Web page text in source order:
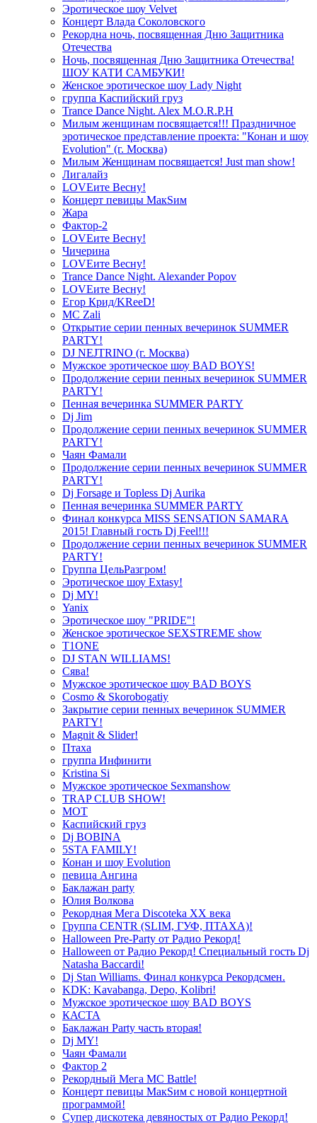
Эротическое шоу Velvet
Концерт Влада Соколовского
Рекордна ночь, посвященная Дню Защитника
Отечества
Ночь, посвященная Дню Защитника Отечества!
ШОУ КАТИ САМБУКИ!
Женское эротическое шоу Lady Night
группа Каспийский груз
Trance Dance Night. Alex M.O.R.P.H
Милым женщинам посвящается!!! Праздничное
эротическое представление проекта: "Конан и шоу
Evolution" (г. Москва)
Милым Женщинам посвящается! Just man show!
Лигалайз
LOVEите Весну!
Концерт певицы МакSим
Жара
Фактор-2
LOVEите Весну!
Чичерина
LOVEите Весну!
Trance Dance Night. Alexander Popov
LOVEите Весну!
Егор Крид/KReeD!
MC Zali
Открытие серии пенных вечеринок SUMMER
PARTY!
DJ NEJTRINO (г. Москва)
Мужское эротическое шоу BAD BOYS!
Продолжение серии пенных вечеринок SUMMER
PARTY!
Пенная вечеринка SUMMER PARTY
Dj Jim
Продолжение серии пенных вечеринок SUMMER
PARTY!
Чаян Фамали
Продолжение серии пенных вечеринок SUMMER
PARTY!
Dj Forsage и Topless Dj Aurika
Пенная вечеринка SUMMER PARTY
Финал конкурса MISS SENSATION SAMARA
2015! Главный гость Dj Feel!!!
Продолжение серии пенных вечеринок SUMMER
PARTY!
Группа ЦельРазгром!
Эротическое шоу Extasy!
Dj MY!
Yanix
Эротическое шоу "PRIDE"!
Женское эротическое SEXSTREME show
T1ONE
DJ STAN WILLIAMS!
Сява!
Мужское эротическое шоу BAD BOYS
Cosmo & Skorobogatiy
Закрытие серии пенных вечеринок SUMMER
PARTY!
Magnit & Slider!
Птаха
группа Инфинити
Kristina Si
Мужское эротическое Sexmanshow
TRAP CLUB SHOW!
МОТ
Каспийский груз
Dj BOBINA
5STA FAMILY!
Конан и шоу Evolution
певица Ангина
Баклажан party
Юлия Волкова
Рекордная Мега Discoteka XX века
Группа CENTR (SLIM, ГУФ, ПТАХА)!
Halloween Pre-Party от Радио Рекорд!
Halloween от Радио Рекорд! Специальный гость Dj
Natasha Baccardi!
Dj Stan Williams. Финал конкурса Рекордсмен.
KDK: Kavabanga, Depo, Kolibri!
Мужское эротическое шоу BAD BOYS
КАСТА
Баклажан Party часть вторая!
Dj MY!
Чаян Фамали
Фактор 2
Рекордный Мега МС Battle!
Концерт певицы МакSим с новой концертной
программой!
Супер дискотека девяностых от Радио Рекорд!